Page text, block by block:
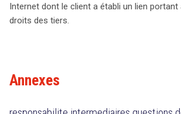
Internet dont le client a établi un lien portant
droits des tiers.
Annexes